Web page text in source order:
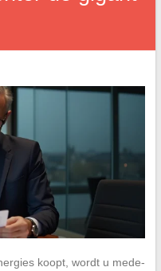
koopt, wordt u mede-